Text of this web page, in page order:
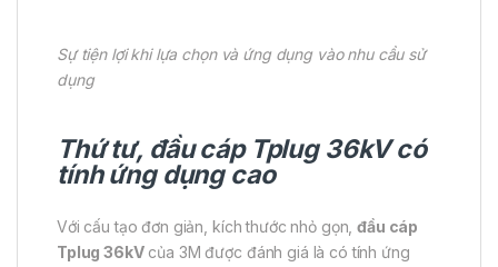
Sự tiện lợi khi lựa chọn và ứng dụng vào nhu cầu sử
dụng
Thứ tư, đầu cáp Tplug 36kV có
tính ứng dụng cao
Với cấu tạo đơn giản, kích thước nhỏ gọn,đầu cáp
Tplug 36kVcủa 3M được đánh giá là có tính ứng